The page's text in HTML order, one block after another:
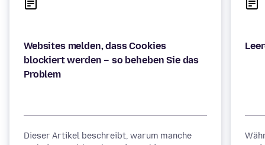
Websites melden, dass Cookies
blockiert werden – so beheben Sie das
Problem
Dieser Artikel beschreibt, warum manche